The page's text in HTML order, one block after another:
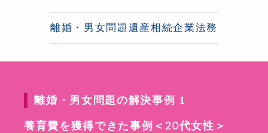
離婚・男女問題 遺産相続企業法務
離婚・男女問題の解決事例 1
養育費を獲得できた事例＜20代女性＞